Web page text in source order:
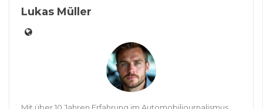
Lukas Müller